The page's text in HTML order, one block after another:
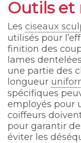
Outils et
Les ciseaux
utilisés pour
finition des
lames
une partie des
longueur
spécifiques
employés pour
coiffeurs
pour garantir
éviter les